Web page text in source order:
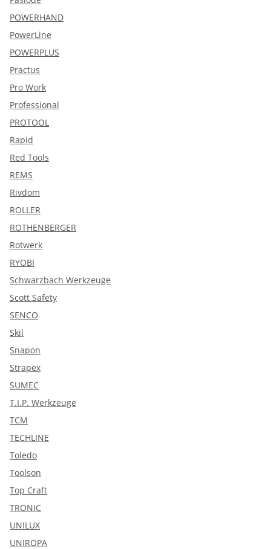
POWERHAND
PowerLine
POWERPLUS
Practus
Pro Work
Professional
PROTOOL
Rapid
Red Tools
REMS
Rivdom
ROLLER
ROTHENBERGER
Rotwerk
RYOBI
Schwarzbach Werkzeuge
Scott Safety
SENCO
Skil
Snapon
Strapex
SUMEC
T.I.P. Werkzeuge
TCM
TECHLINE
Toledo
Toolson
Top Craft
TRONIC
UNILUX
UNIROPA